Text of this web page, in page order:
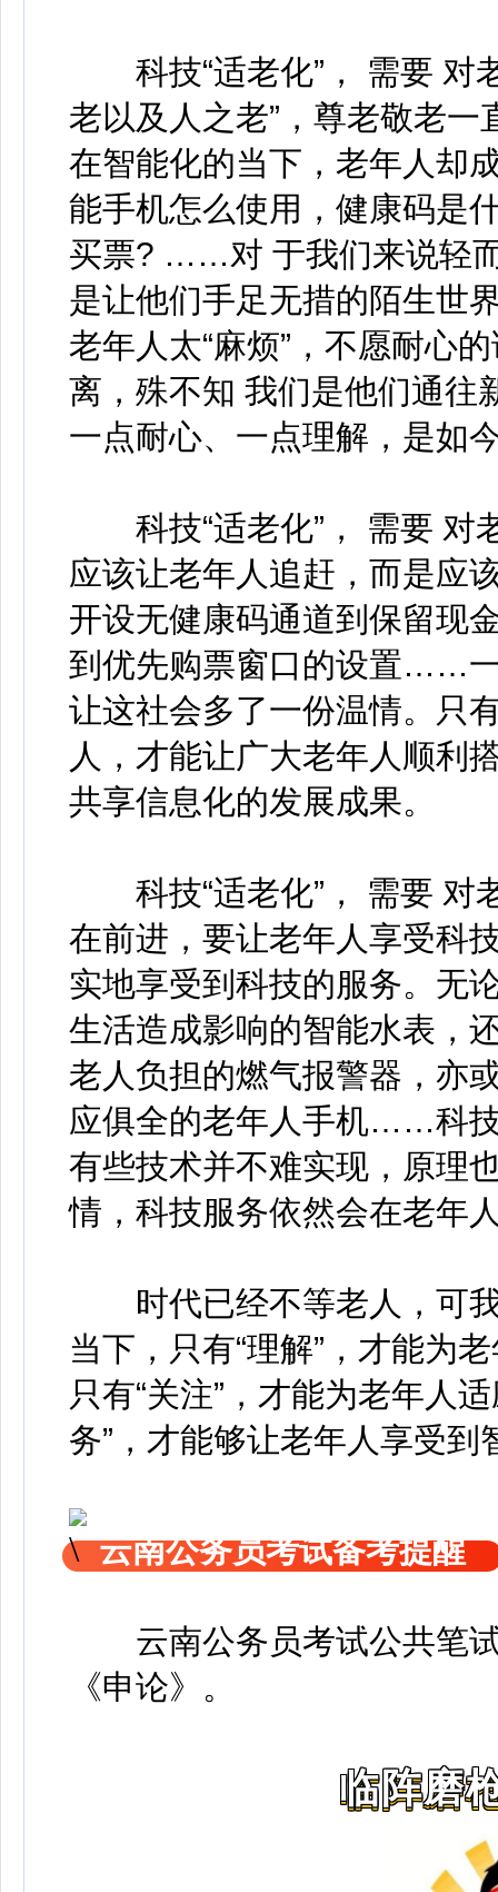
科技“适老化”， 需要 对
老以及人之老”，尊老敬老
在智能化的当下，老年人却
能手机怎么使用，健康码是
买票? ……对 于我们来说轻
是让他们手足无措的陌生世
老年人太“麻烦”，不愿耐心
离，殊不知 我们是他们通往
一点耐心、一点理解，是如
科技“适老化”， 需要 对
应该让老年人追赶，而是应
开设无健康码通道到保留现
到优先购票窗口的设置……
让这社会多了一份温情。只
人，才能让广大老年人顺利
共享信息化的发展成果。
科技“适老化”， 需要 对
在前进，要让老年人享受科
实地享受到科技的服务。无
生活造成影响的智能水表，
老人负担的燃气报警器，亦
应俱全的老年人手机……科
有些技术并不难实现，原理
情，科技服务依然会在老年
时代已经不等老人，可我
当下，只有“理解”，才能为
只有“关注”，才能为老年人
务”，才能够让老年人享受
云南公务员考试备考提醒
云南公务员考试公共笔
《申论》 。
临阵磨